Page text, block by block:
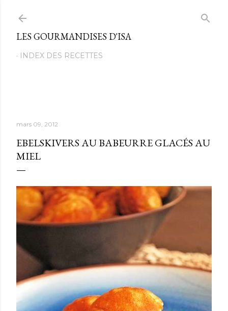
LES GOURMANDISES D'ISA
INDEX DES RECETTES
mars 09, 2012
EBELSKIVERS AU BABEURRE GLACÉS AU
MIEL